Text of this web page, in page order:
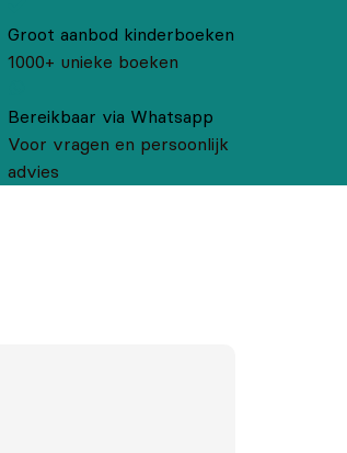
Groot aanbod kinderboeken
1000+ unieke boeken
Bereikbaar via Whatsapp
Voor vragen en persoonlijk
advies